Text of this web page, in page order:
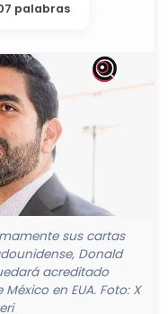
palabras
sus cartas
Donald
acreditado
en EUA. Foto: X